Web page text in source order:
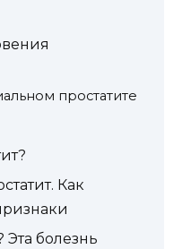
простатите
Как
Эта болезнь